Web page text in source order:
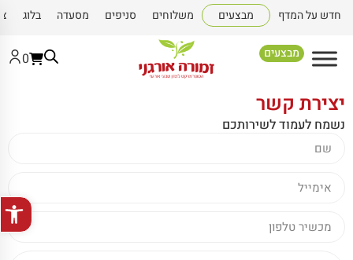
פתח
חדש על המדף מבצעים משלוחים סניפים מסעדה בלוג
מבצעים 0
יצירת קשר
נשמח לעמוד לשירותכם